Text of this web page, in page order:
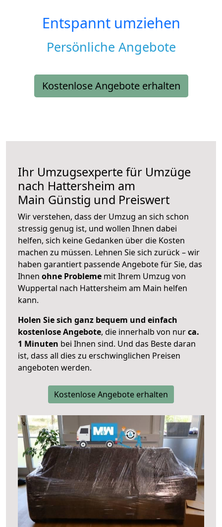
Entspannt umziehen
Persönliche Angebote
Kostenlose Angebote erhalten
Ihr Umzugsexperte für Umzüge
nach Hattersheim am
Main Günstig und Preiswert
Wir verstehen, dass der Umzug an sich schon
stressig genug ist, und wollen Ihnen dabei
helfen, sich keine Gedanken über die Kosten
machen zu müssen. Lehnen Sie sich zurück – wir
haben garantiert passende Angebote für Sie, das
Ihnen ohne Probleme mit Ihrem Umzug von
Wuppertal nach Hattersheim am Main helfen
kann.
Holen Sie sich ganz bequem und einfach
kostenlose Angebote, die innerhalb von nurca.
1 Minuten bei Ihnen sind. Und das Beste daran
ist, dass all dies zu erschwinglichen Preisen
angeboten werden.
Kostenlose Angebote erhalten